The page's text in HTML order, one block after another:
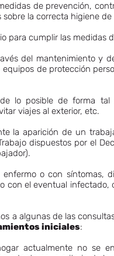
de prevención,
la correcta higiene
para cumplir las
del mantenimiento y
de protección
lo posible de forma
viajes al exterior, etc.
la aparición de un
dispuestos por el
o con síntomas,
con el eventual
a algunas de las
iniciales:
actualmente no se